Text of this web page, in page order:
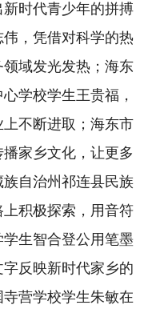
时代青少年的拼搏
，凭借对科学的热
域发光发热；海东
学校学生王贵福，
不断进取；海东市
家乡文化，让更多
自治州祁连县民族
积极探索，用音符
生智合登公用笔墨
反映新时代家乡的
营学校学生朱敏在